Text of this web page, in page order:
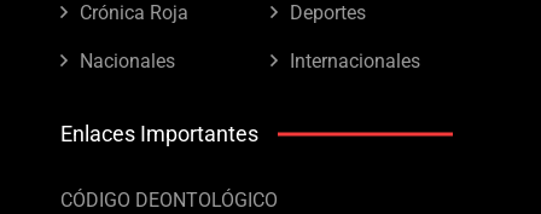
Crónica Roja Deportes
Nacionales Internacionales
Enlaces Importantes
CÓDIGO DEONTOLÓGICO